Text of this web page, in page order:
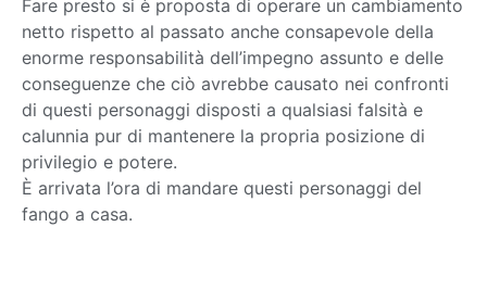
Fare presto si è proposta di operare un cambiamento
netto rispetto al passato anche consapevole della
enorme responsabilità dell’impegno assunto e delle
conseguenze che ciò avrebbe causato nei confronti
di questi personaggi disposti a qualsiasi falsità e
calunnia pur di mantenere la propria posizione di
privilegio e potere.
È arrivata l’ora di mandare questi personaggi del
fango a casa.